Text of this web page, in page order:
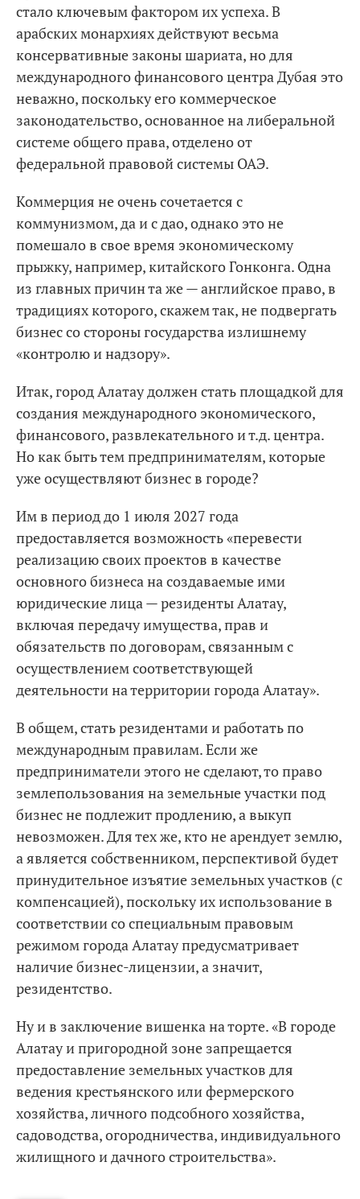
стало ключевым фактором их успеха. В
арабских монархиях действуют весьма
консервативные законы шариата, но для
международного финансового центра Дубая это
неважно, поскольку его коммерческое
законодательство, основанное на либеральной
системе общего права, отделено от
федеральной правовой системы ОАЭ.
Коммерция не очень сочетается с
коммунизмом, да и с дао, однако это не
помешало в свое время экономическому
прыжку, например, китайского Гонконга. Одна
из главных причин та же — английское право, в
традициях которого, скажем так, не подвергать
бизнес со стороны государства излишнему
«контролю и надзору».
Итак, город Алатау должен стать площадкой для
создания международного экономического,
финансового, развлекательного и т.д. центра.
Но как быть тем предпринимателям, которые
уже осуществляют бизнес в городе?
Им в период до 1 июля 2027 года
предоставляется возможность «перевести
реализацию своих проектов в качестве
основного бизнеса на создаваемые ими
юридические лица — резиденты Алатау,
включая передачу имущества, прав и
обязательств по договорам, связанным с
осуществлением соответствующей
деятельности на территории города Алатау».
В общем, стать резидентами и работать по
международным правилам. Если же
предприниматели этого не сделают, то право
землепользования на земельные участки под
бизнес не подлежит продлению, а выкуп
невозможен. Для тех же, кто не арендует землю,
а является собственником, перспективой будет
принудительное изъятие земельных участков (с
компенсацией), поскольку их использование в
соответствии со специальным правовым
режимом города Алатау предусматривает
наличие бизнес-лицензии, а значит,
резидентство.
Ну и в заключение вишенка на торте. «В городе
Алатау и пригородной зоне запрещается
предоставление земельных участков для
ведения крестьянского или фермерского
хозяйства, личного подсобного хозяйства,
садоводства, огородничества, индивидуального
жилищного и дачного строительства».